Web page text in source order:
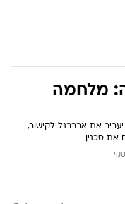
מלחמה
את אברבנל לקישור,
את סכנין